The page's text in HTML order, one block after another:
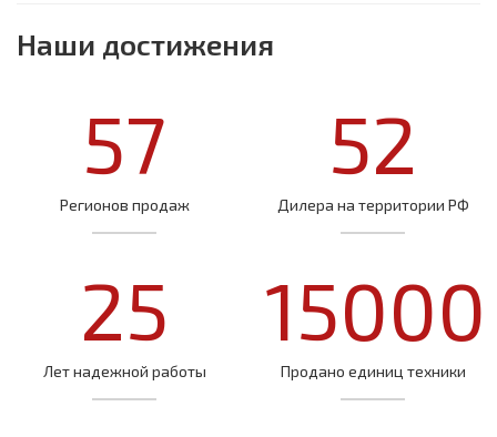
Наши достижения
57
Регионов продаж
52
Дилера на территории РФ
25
Лет надежной работы
15000
Продано единиц техники